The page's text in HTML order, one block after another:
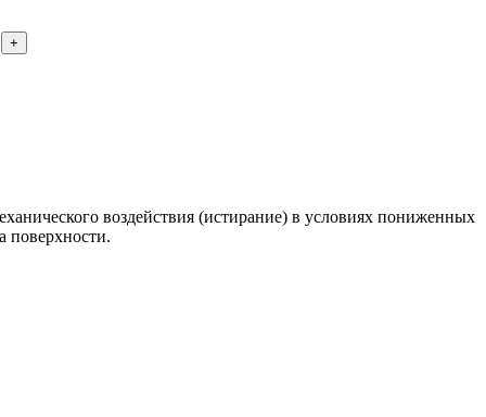
воздействия (истирание) в условиях пониженных
поверхности.